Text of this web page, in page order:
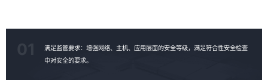
满足监管要求：增强网络、主机、应用层面的安全等级，满足符合性安全检查
中对安全的要求。